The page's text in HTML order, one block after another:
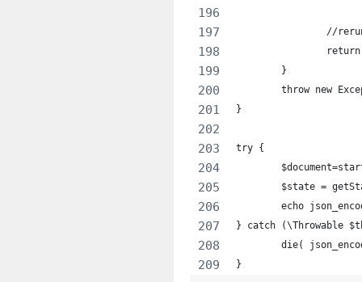
//
	}
throw new
}
try {
$state =
echo
} catch (\Throwable
die(
}